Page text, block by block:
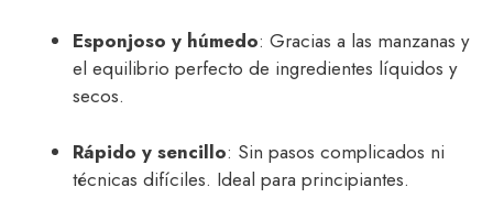
Esponjoso y húmedo: Gracias a las manzanas y
el equilibrio perfecto de ingredientes líquidos y
secos.
Rápido y sencillo: Sin pasos complicados ni
técnicas difíciles. Ideal para principiantes.